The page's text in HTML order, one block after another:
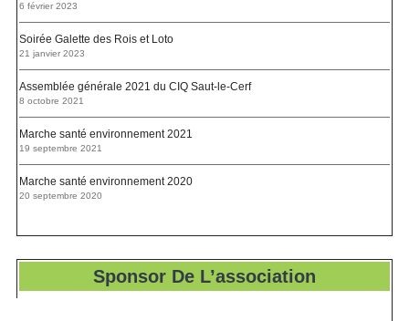
6 février 2023
Soirée Galette des Rois et Loto
21 janvier 2023
Assemblée générale 2021 du CIQ Saut-le-Cerf
8 octobre 2021
Marche santé environnement 2021
19 septembre 2021
Marche santé environnement 2020
20 septembre 2020
Sponsor De L’association